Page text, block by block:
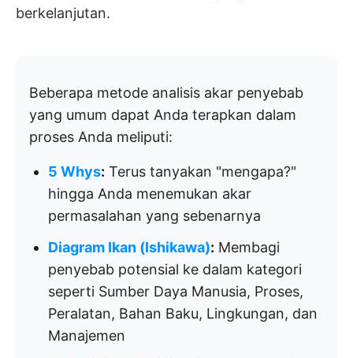
berkelanjutan.
Beberapa metode analisis akar penyebab
yang umum dapat Anda terapkan dalam
proses Anda meliputi:
5 Whys: Terus tanyakan "mengapa?"
hingga Anda menemukan akar
permasalahan yang sebenarnya
Diagram Ikan (Ishikawa): Membagi
penyebab potensial ke dalam kategori
seperti Sumber Daya Manusia, Proses,
Peralatan, Bahan Baku, Lingkungan, dan
Manajemen